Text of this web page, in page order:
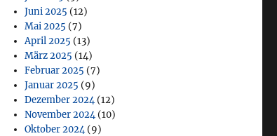
Juni 2025 (12)
Mai 2025 (7)
April 2025 (13)
März 2025 (14)
Februar 2025 (7)
Januar 2025 (9)
Dezember 2024(12)
November 2024(10)
Oktober 2024(9)